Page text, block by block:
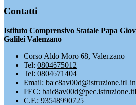
Contatti
Istituto Comprensivo Statale Papa
Galilei Valenzano
Corso Aldo Moro 68, Valenzano
Tel: 0804675012
Tel: 0804671404
Email: baic8av00d@istruzione.it
PEC: baic8av00d@pec.istruzione.it
C.F.: 93548990725